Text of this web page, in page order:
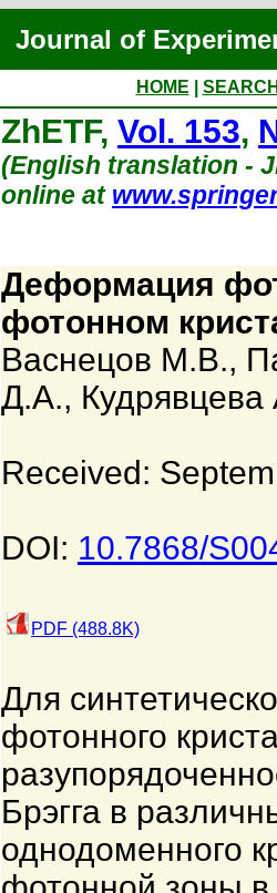
Journal of
HOME
ZhETF, Vol. 153,
(English translation -
online at
Деформация
фотонном
Васнецов М.В.,
Д.А.,
Received:
DOI: 10.7868/
PDF (488.8K)
Для
фотонного
Брэгга в
однодоменного